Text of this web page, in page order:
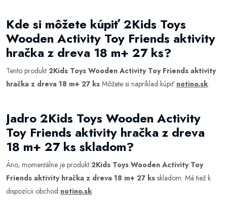
Kde si môžete kúpiť 2Kids Toys
Wooden Activity Toy Friends aktivity
hračka z dreva 18 m+ 27 ks?
Tento produkt 2Kids Toys Wooden Activity Toy Friends aktivity
hračka z dreva 18 m+ 27 ks Môžete si napríklad kúpiť notino.sk.
Jadro 2Kids Toys Wooden Activity
Toy Friends aktivity hračka z dreva
18 m+ 27 ks skladom?
Áno, momentálne je produkt 2Kids Toys Wooden Activity Toy
Friends aktivity hračka z dreva 18 m+ 27 ks skladom. Má tiež k
dispozícii obchod notino.sk.